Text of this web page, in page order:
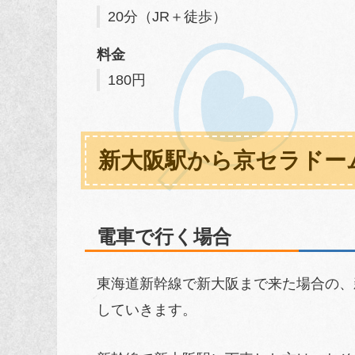
20分（JR＋徒歩）
料金
180円
新大阪駅から京セラドー
電車で行く場合
東海道新幹線で新大阪まで来た場合の
していきます。